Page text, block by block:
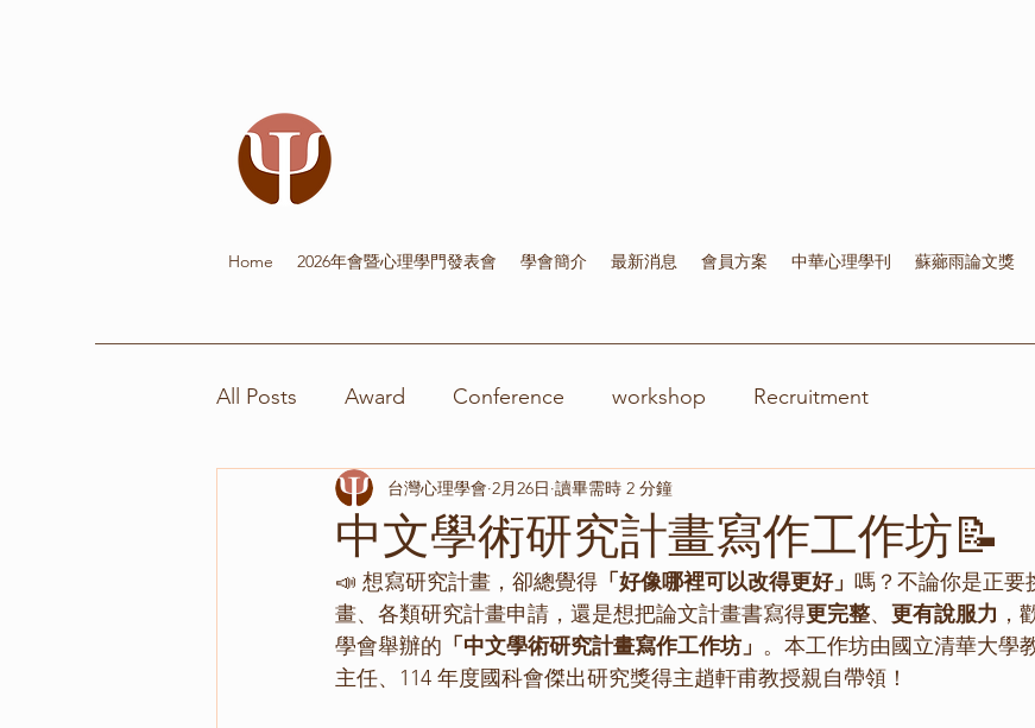
Home 2026年會暨心理學門發表會 學會簡介 最新消息 會員方案 中華心理學刊 蘇薌雨論文獎
All Posts Award Conference workshop Recruitment
中文學術研究計畫寫作工作坊📝
台灣心理學會 2月26日 讀畢需時 2 分鐘
📣 想寫研究計畫，卻總覺得 「好像哪裡可以改得更好」 嗎？不論你是正要
畫、各類研究計畫申請，還是想把論文計畫書寫得更完整、 更有說服力 ，
學會舉辦的 「中文學術研究計畫寫作工作坊」 。本工作坊由國立清華大學
主任、114 年度國科會傑出研究獎得主趙軒甫教授親自帶領！